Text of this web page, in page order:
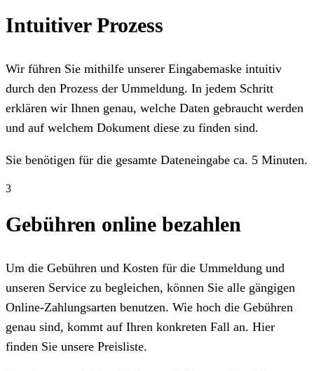
Intuitiver Prozess
Wir führen Sie mithilfe unserer Eingabemaske intuitiv
durch den Prozess der Ummeldung. In jedem Schritt
erklären wir Ihnen genau, welche Daten gebraucht werden
und auf welchem Dokument diese zu finden sind.
Sie benötigen für die gesamte Dateneingabe ca. 5 Minuten.
3
Gebühren online bezahlen
Um die Gebühren und Kosten für die Ummeldung und
unseren Service zu begleichen, können Sie alle gängigen
Online-Zahlungsarten benutzen. Wie hoch die Gebühren
genau sind, kommt auf Ihren konkreten Fall an. Hier
finden Sie unsere Preisliste.